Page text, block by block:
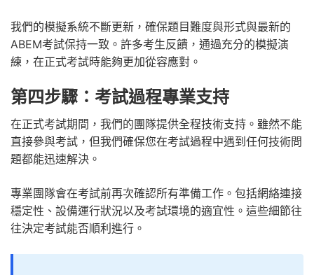
我們的模擬系統不斷更新，確保題目難度與形式與最新的
ABEM考試保持一致。許多考生反饋，通過充分的模擬演
練，在正式考試時能夠更加從容應對。
第四步驟：考試過程專業支持
在正式考試期間，我們的團隊提供全程技術支持。雖然不能
直接參與考試，但我們確保您在考試過程中遇到任何技術問
題都能迅速解決。
專業團隊會在考試前再次確認所有準備工作。包括網絡連接
穩定性、設備運行狀況以及考試環境的適宜性。這些細節往
往決定考試能否順利進行。